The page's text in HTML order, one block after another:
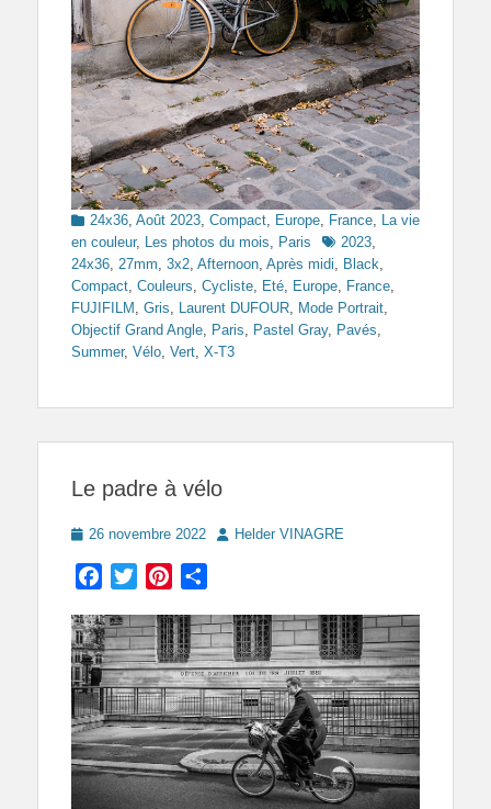
Categories
24x36, Août 2023, Compact, Europe, France, La vie
en couleur, Les photos du mois, Paris Tags2023,
24x36, 27mm, 3x2, Afternoon, Après midi, Black,
Compact, Couleurs, Cycliste, Eté, Europe, France,
FUJIFILM , Gris, Laurent DUFOUR, Mode Portrait,
Objectif Grand Angle, Paris, Pastel Gray, Pavés,
Summer, Vélo, Vert, X-T3
Le padre à vélo
Posted
26 novembre 2022 AuthorHelder VINAGRE
Facebook
TwitterPinterest